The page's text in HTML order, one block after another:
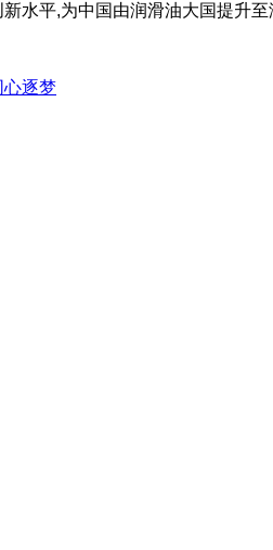
水平,为中国由润滑油大国提升至
心逐梦